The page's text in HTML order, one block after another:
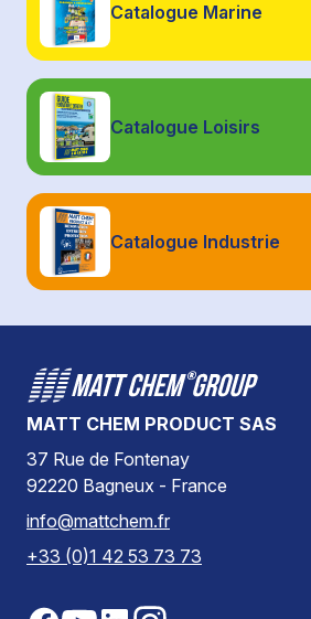
Catalogue Marine
Catalogue Loisirs
Catalogue Industrie
MATT CHEM PRODUCT SAS
37 Rue de Fontenay
92220 Bagneux - France
info@mattchem.fr
+33 (0)1 42 53 73 73